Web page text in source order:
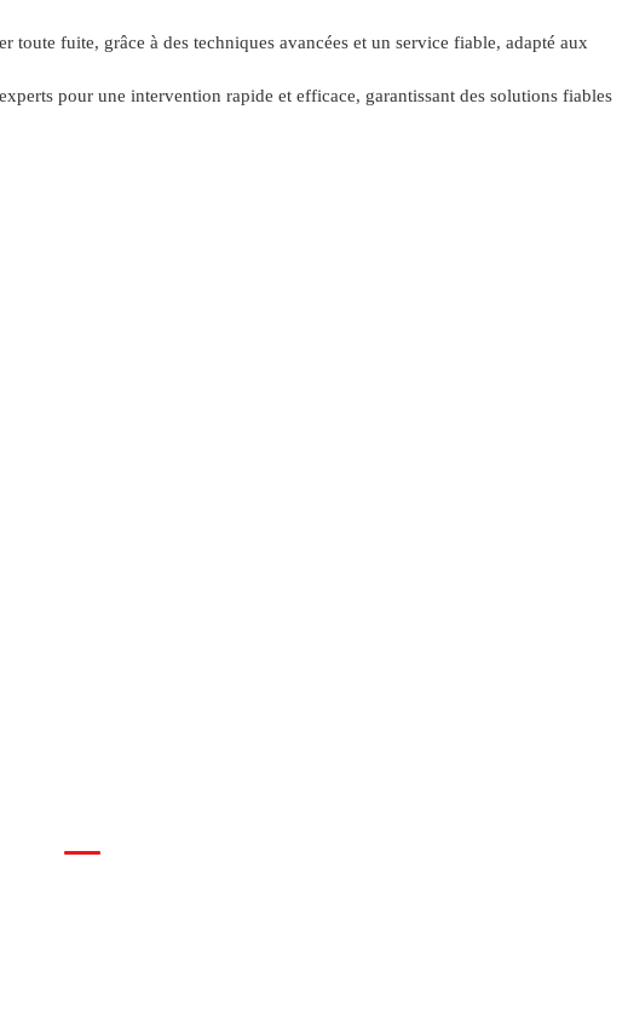
fuite, grâce à des techniques avancées et un service fiable, adapté aux
pour une intervention rapide et efficace, garantissant des solutions fiables